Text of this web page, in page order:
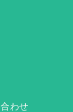
わせ